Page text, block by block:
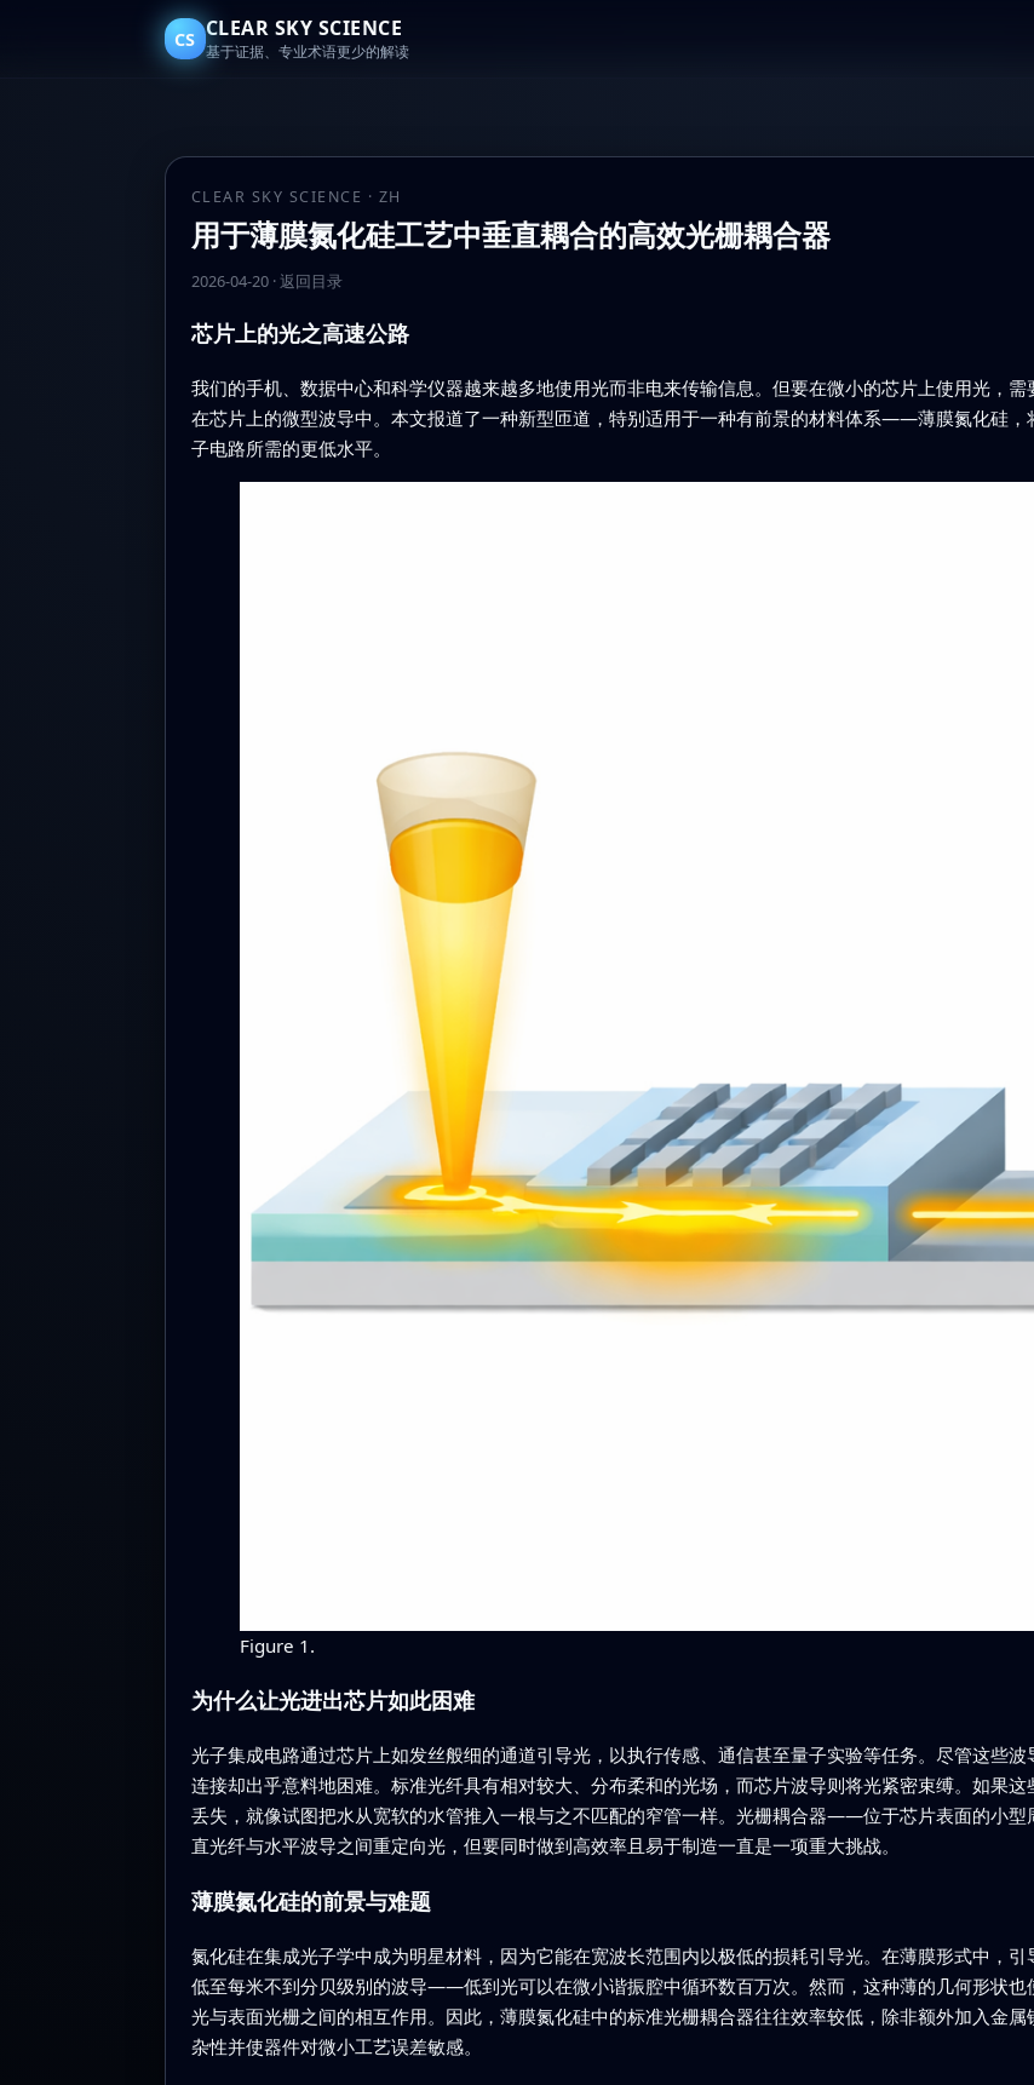
CS CLEAR SKY SCIENCE
基于证据、专业术语更少的解读
CLEAR SKY SCIENCE · ZH
用于薄膜氮化硅工艺中垂直耦合的高效光栅耦合器
2026-04-20· 返回目录
芯片上的光之高速公路
我们的手机、数据中心和科学仪器越来越多地使用光而非电来传输信息。但要在微小的芯片上使用光，
在芯片上的微型波导中。本文报道了一种新型匝道，特别适用于一种有前景的材料体系——薄膜氮化硅
子电路所需的更低水平。
Figure 1.
为什么让光进出芯片如此困难
光子集成电路通过芯片上如发丝般细的通道引导光，以执行传感、通信甚至量子实验等任务。尽管这些
连接却出乎意料地困难。标准光纤具有相对较大、分布柔和的光场，而芯片波导则将光紧密束缚。如果
丢失，就像试图把水从宽软的水管推入一根与之不匹配的窄管一样。光栅耦合器——位于芯片表面的小
直光纤与水平波导之间重定向光，但要同时做到高效率且易于制造一直是一项重大挑战。
薄膜氮化硅的前景与难题
氮化硅在集成光子学中成为明星材料，因为它能在宽波长范围内以极低的损耗引导光。在薄膜形式中，
低至每米不到分贝级别的波导——低到光可以在微小谐振腔中循环数百万次。然而，这种薄的几何形状
光与表面光栅之间的相互作用。因此，薄膜氮化硅中的标准光栅耦合器往往效率较低，除非额外加入金
杂性并使器件对微小工艺误差敏感。